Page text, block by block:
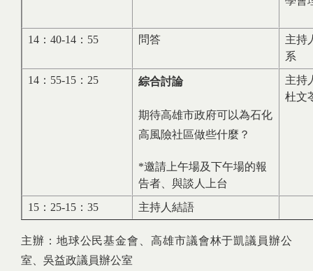
14：40-14：55 問答
主持
系
14：55-15：25
綜合討論
期待高雄市政府可以為石化
高風險社區做些什麼？
*邀請上午場及下午場的報
告者、與談人上台
主持
杜文
15：25-15：35 主持人結語
主辦：地球公民基金會、高雄市議會林于凱議員辦公
室、吳益政議員辦公室